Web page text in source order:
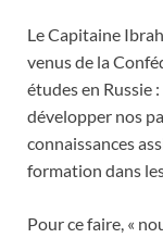
Le Capitaine
venus de la
études en Russie
développer nos
connaissances
formation dans
Pour ce faire, «